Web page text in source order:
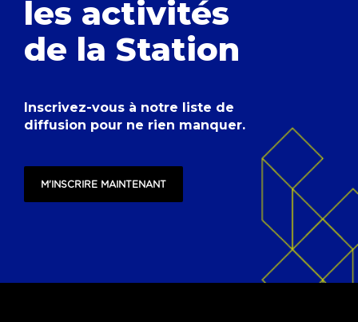
les activités
de la Station
Inscrivez-vous à notre liste de
diffusion pour ne rien manquer.
M'INSCRIRE MAINTENANT